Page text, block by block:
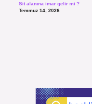
Sit alanına imar gelir mi ?
Temmuz 14, 2026